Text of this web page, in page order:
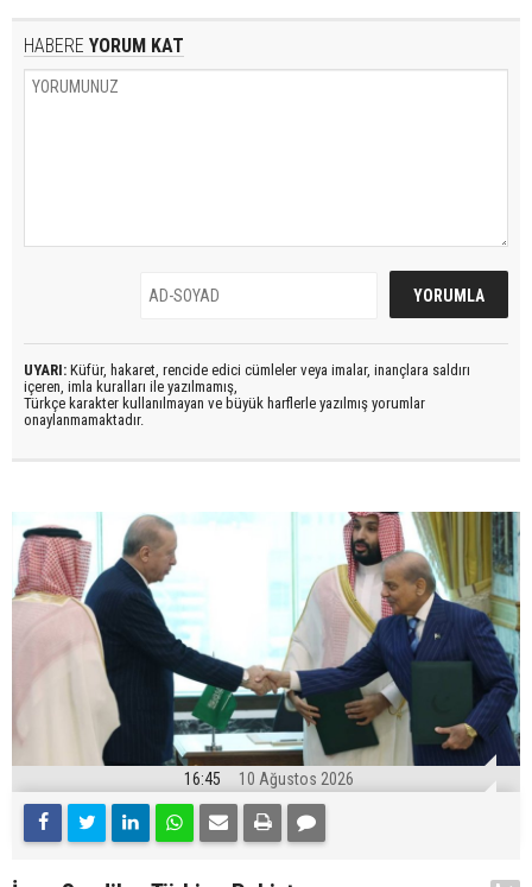
HABERE YORUM KAT
UYARI: Küfür, hakaret, rencide edici cümleler veya imalar, inançlara saldırı
içeren, imla kuralları ile yazılmamış,
Türkçe karakter kullanılmayan ve büyük harflerle yazılmış yorumlar
onaylanmamaktadır.
16:45 10 Ağustos 2026